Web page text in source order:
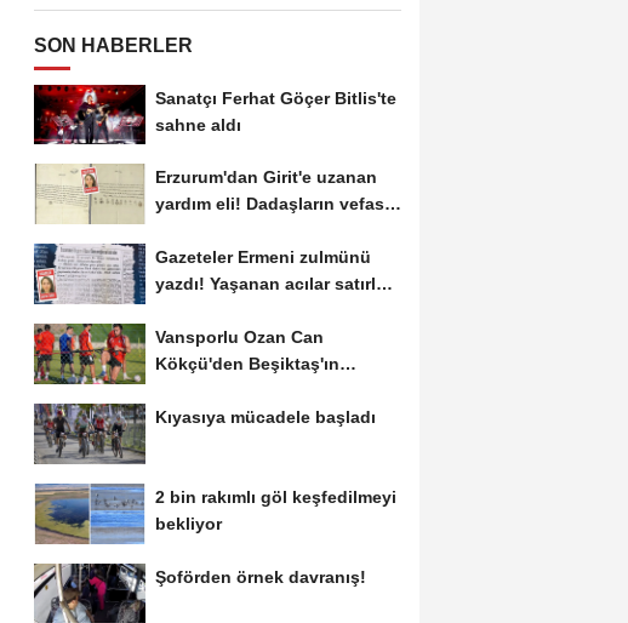
SON HABERLER
Sanatçı Ferhat Göçer Bitlis'te
sahne aldı
Erzurum'dan Girit'e uzanan
yardım eli! Dadaşların vefası
Gazeteler Ermeni zulmünü
yazdı! Yaşanan acılar satırlara
Vansporlu Ozan Can
Kökçü'den Beşiktaş'ın
Kıyasıya mücadele başladı
2 bin rakımlı göl keşfedilmeyi
bekliyor
Şoförden örnek davranış!